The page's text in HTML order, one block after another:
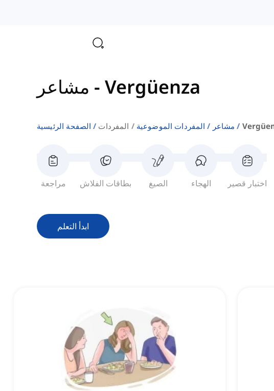
مشاعر - Vergüenza
الصفحة الرئيسية المفردات المفردات الموضوعية مشاعر
مراجعة بطاقات الفلاش الصيغ الهجاء اختبار قصير
ابدأ التعلم